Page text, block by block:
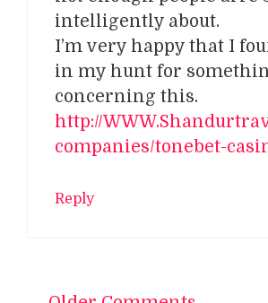
intelligently about.
I’m very happy that I
in my hunt for
concerning this.
http://
companies/tonebet-
Reply